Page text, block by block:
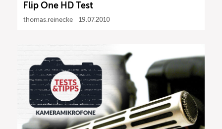
Flip One HD Test
thomas.reinecke 19.07.2010